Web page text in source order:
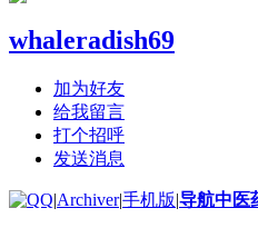
whaleradish69
加为好友
给我留言
打个招呼
发送消息
|Archiver|手机版|导航中医